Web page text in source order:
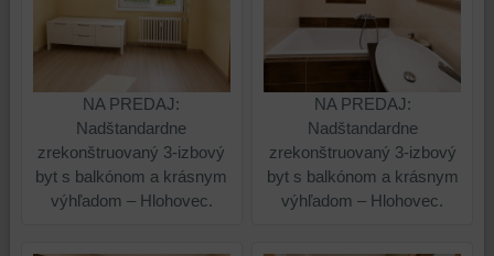
NA PREDAJ:
Nadštandardne
zrekonštruovaný 3-izbový
byt s balkónom a krásnym
výhľadom – Hlohovec.
NA PREDAJ:
Nadštandardne
zrekonštruovaný 3-izbový
byt s balkónom a krásnym
výhľadom – Hlohovec.
platformy,
zážitku
zabezpečenia.
zážitok
z
prehliadania,
niektoré
vašich
preferencií
bez